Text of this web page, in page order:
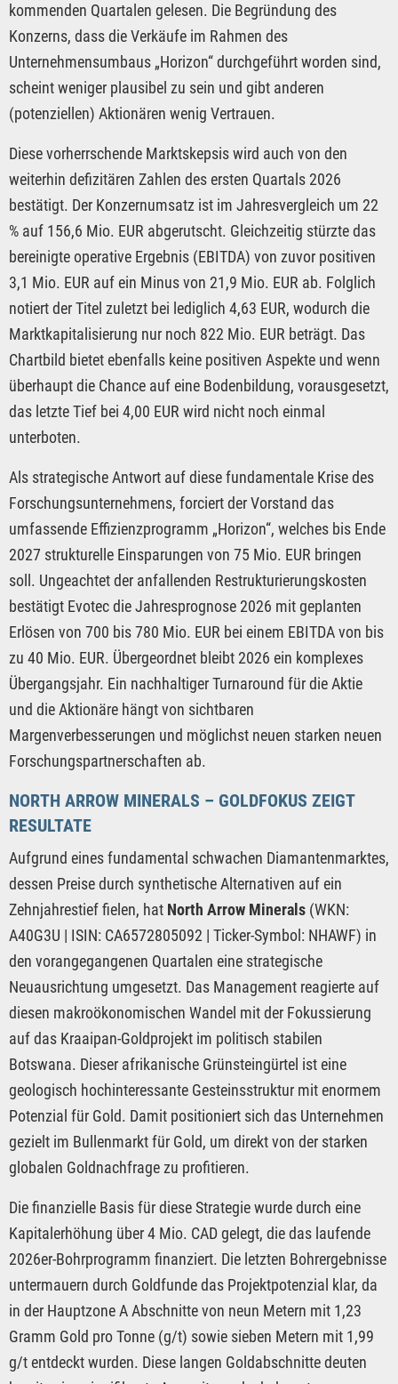
kommenden Quartalen gelesen. Die Begründung des
Konzerns, dass die Verkäufe im Rahmen des
Unternehmensumbaus „Horizon“ durchgeführt worden sind,
scheint weniger plausibel zu sein und gibt anderen
(potenziellen) Aktionären wenig Vertrauen.
Diese vorherrschende Marktskepsis wird auch von den
weiterhin defizitären Zahlen des ersten Quartals 2026
bestätigt. Der Konzernumsatz ist im Jahresvergleich um 22
% auf 156,6 Mio. EUR abgerutscht. Gleichzeitig stürzte das
bereinigte operative Ergebnis (EBITDA) von zuvor positiven
3,1 Mio. EUR auf ein Minus von 21,9 Mio. EUR ab. Folglich
notiert der Titel zuletzt bei lediglich 4,63 EUR, wodurch die
Marktkapitalisierung nur noch 822 Mio. EUR beträgt. Das
Chartbild bietet ebenfalls keine positiven Aspekte und wenn
überhaupt die Chance auf eine Bodenbildung, vorausgesetzt,
das letzte Tief bei 4,00 EUR wird nicht noch einmal
unterboten.
Als strategische Antwort auf diese fundamentale Krise des
Forschungsunternehmens, forciert der Vorstand das
umfassende Effizienzprogramm „Horizon“, welches bis Ende
2027 strukturelle Einsparungen von 75 Mio. EUR bringen
soll. Ungeachtet der anfallenden Restrukturierungskosten
bestätigt Evotec die Jahresprognose 2026 mit geplanten
Erlösen von 700 bis 780 Mio. EUR bei einem EBITDA von bis
zu 40 Mio. EUR. Übergeordnet bleibt 2026 ein komplexes
Übergangsjahr. Ein nachhaltiger Turnaround für die Aktie
und die Aktionäre hängt von sichtbaren
Margenverbesserungen und möglichst neuen starken neuen
Forschungspartnerschaften ab.
NORTH ARROW MINERALS – GOLDFOKUS ZEIGT
RESULTATE
Aufgrund eines fundamental schwachen Diamantenmarktes,
dessen Preise durch synthetische Alternativen auf ein
Zehnjahrestief fielen, hat North Arrow Minerals (WKN:
A40G3U | ISIN: CA6572805092 | Ticker-Symbol: NHAWF) in
den vorangegangenen Quartalen eine strategische
Neuausrichtung umgesetzt. Das Management reagierte auf
diesen makroökonomischen Wandel mit der Fokussierung
auf das Kraaipan-Goldprojekt im politisch stabilen
Botswana. Dieser afrikanische Grünsteingürtel ist eine
geologisch hochinteressante Gesteinsstruktur mit enormem
Potenzial für Gold. Damit positioniert sich das Unternehmen
gezielt im Bullenmarkt für Gold, um direkt von der starken
globalen Goldnachfrage zu profitieren.
Die finanzielle Basis für diese Strategie wurde durch eine
Kapitalerhöhung über 4 Mio. CAD gelegt, die das laufende
2026er-Bohrprogramm finanziert. Die letzten Bohrergebnisse
untermauern durch Goldfunde das Projektpotenzial klar, da
in der Hauptzone A Abschnitte von neun Metern mit 1,23
Gramm Gold pro Tonne (g/t) sowie sieben Metern mit 1,99
g/t entdeckt wurden. Diese langen Goldabschnitte deuten